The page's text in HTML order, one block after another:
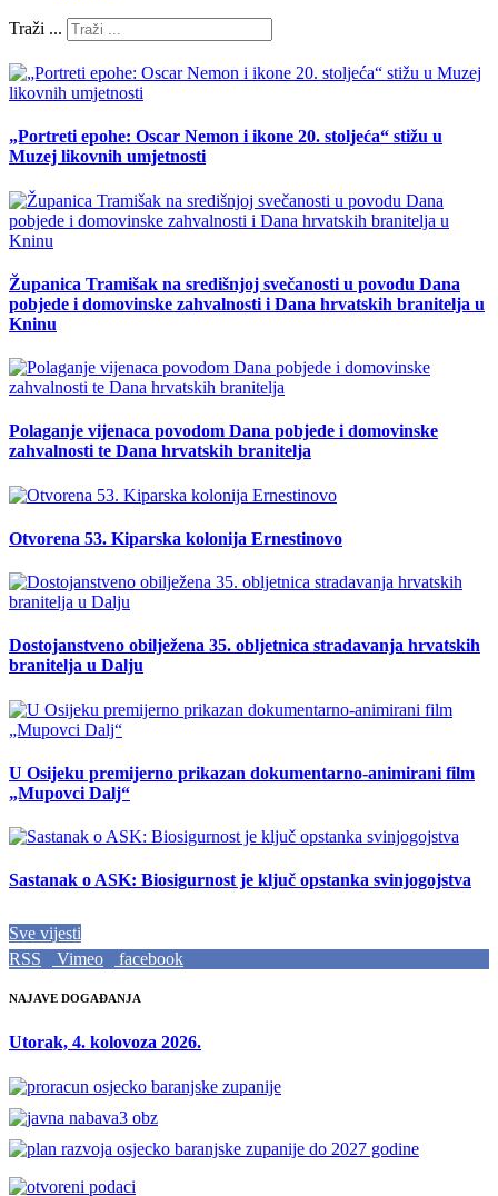
Traži ...
„Portreti epohe: Oscar Nemon i ikone 20. stoljeća“ stižu u
Muzej likovnih umjetnosti
Županica Tramišak na središnjoj svečanosti u povodu Dana
pobjede i domovinske zahvalnosti i Dana hrvatskih branitelja u
Kninu
Polaganje vijenaca povodom Dana pobjede i domovinske
zahvalnosti te Dana hrvatskih branitelja
Otvorena 53. Kiparska kolonija Ernestinovo
Dostojanstveno obilježena 35. obljetnica stradavanja hrvatskih
branitelja u Dalju
U Osijeku premijerno prikazan dokumentarno-animirani film
„Mupovci Dalj“
Sastanak o ASK: Biosigurnost je ključ opstanka svinjogojstva
Sve vijesti
RSS
Vimeo facebook
NAJAVE DOGAĐANJA
Utorak, 4. kolovoza 2026.